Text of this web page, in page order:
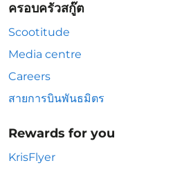
ครอบครัวสกู๊ต
Scootitude
Media centre
Careers
สายการบินพันธมิตร
Rewards for you
KrisFlyer